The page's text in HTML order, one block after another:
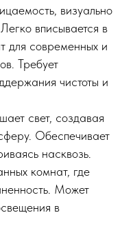
визуально
вписывается в
для современных и
Требует
чистоты и
свет, создавая
Обеспечивает
насквозь.
комнат, где
Может
в